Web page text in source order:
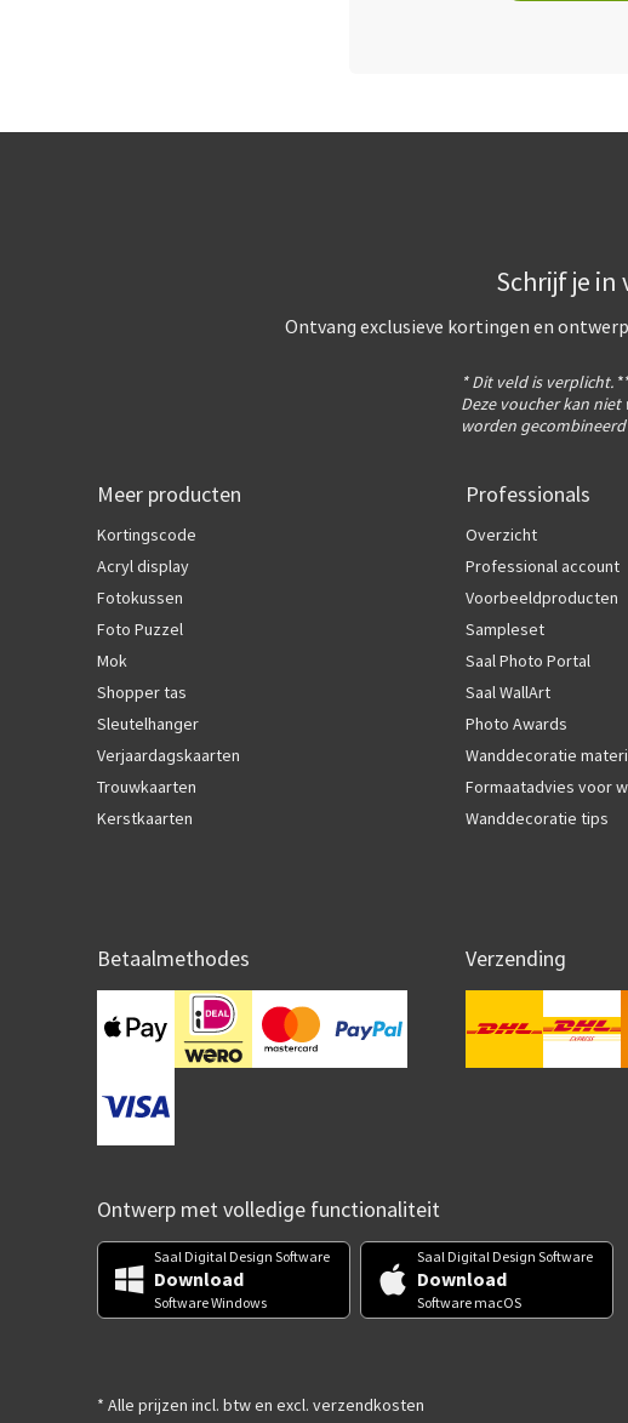
Schrijf je
Ontvang exclusieve kortingen en
* Dit veld is verplicht.
Deze voucher kan
worden
Meer producten
Kortingscode
Acryl display
Fotokussen
Foto Puzzel
Mok
Shopper tas
Sleutelhanger
Verjaardagskaarten
Trouwkaarten
Kerstkaarten
Professionals
Overzicht
Professional account
Voorbeeldproducten
Sampleset
Saal Photo Portal
Saal WallArt
Photo Awards
Wanddecoratie
Formaatadvies voor
Wanddecoratie tips
Betaalmethodes Verzending
Ontwerp met volledige functionaliteit
Saal Digital Design Software
Download
Software Windows
Saal Digital Design Software
Download
Software macOS
* Alle prijzen incl. btw en excl. verzendkosten